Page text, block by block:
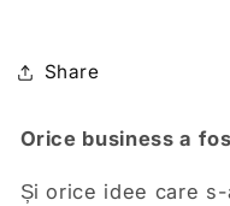
Share
Orice business a
Și orice idee care